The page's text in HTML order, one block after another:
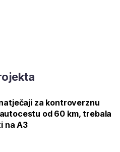
za kontroverznu
od 60 km, trebala
na A3